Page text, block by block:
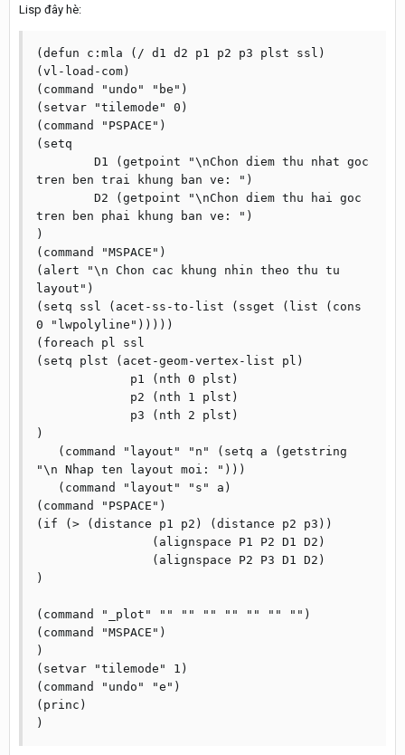
Lisp đây hè:
(defun c:mla (/ d1 d2 p1 p2 p3 plst ssl)
(vl-load-com)
(command "undo" "be")
(setvar "tilemode" 0)
(command "PSPACE")
(setq
tren ben trai khung ban ve: ")
tren ben phai khung ban ve: ")
)
(command "MSPACE")
(alert "\n Chon cac khung nhin theo thu tu
layout")
(setq ssl (acet-ss-to-list (ssget (list (cons
0 "lwpolyline")))))
(foreach pl ssl
(setq plst (acet-geom-vertex-list pl)
)
"\n Nhap ten layout moi: ")))
(command "PSPACE")
(if (> (distance p1 p2) (distance p2 p3))
)
(command "_plot" "" "" "" "" "" "" "")
(command "MSPACE")
)
(setvar "tilemode" 1)
(command "undo" "e")
(princ)